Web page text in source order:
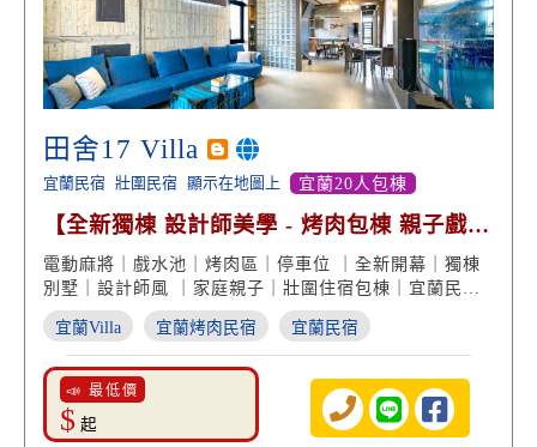
田舍17 Villa
宜蘭民宿 壯圍民宿 顯示在地圖上 宜蘭20人包棟
【全新獨棟 設計師美學 - 烤肉包棟 親子戲水
專屬停車】
電動麻將｜戲水池｜烤肉區｜停車位 ｜全新開幕｜獨棟
別墅｜設計師風 ｜家庭親子｜壯圍住宿包棟｜宜蘭民宿
推薦
宜蘭Villa 宜蘭烤肉民宿 宜蘭民宿
📣 最低價
$ 起